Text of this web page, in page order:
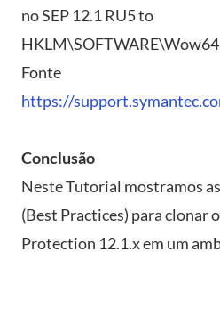
no SEP 12.1 RU5 to
Fonte
https://
Conclusão
Neste Tutorial mostramos
(Best Practices) para clonar
Protection 12.1.x em um